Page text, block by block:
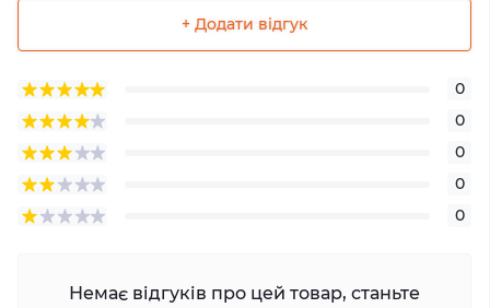
+ Додати відгук
0
0
0
0
0
Немає відгуків про цей товар, станьте